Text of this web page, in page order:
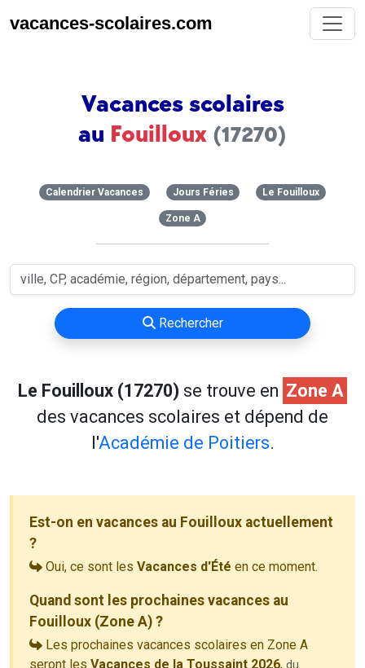
vacances-scolaires.com
Vacances scolaires
au Fouilloux (17270)
Calendrier Vacances Jours Féries Le Fouilloux
Zone A
Rechercher
Le Fouilloux (17270) se trouve en Zone A
des vacances scolaires et dépend de
l'Académie de Poitiers.
Est-on en vacances au Fouilloux actuellement
?
Oui, ce sont les Vacances d'Été en ce moment.
Quand sont les prochaines vacances au
Fouilloux (Zone A) ?
Les prochaines vacances scolaires en Zone A
seront les Vacances de la Toussaint 2026, du